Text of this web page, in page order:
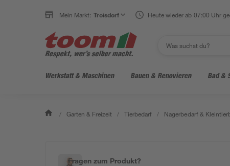
Mein Markt: Troisdorf Heute wieder ab 07:00 Uhr
Werkstatt & Maschinen Bauen & Renovieren Bad &
/ Garten & Freizeit / Tierbedarf / Nagerbedarf &
Fragen zum Produkt?